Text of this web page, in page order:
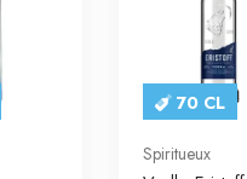
70 CL
Spiritueux